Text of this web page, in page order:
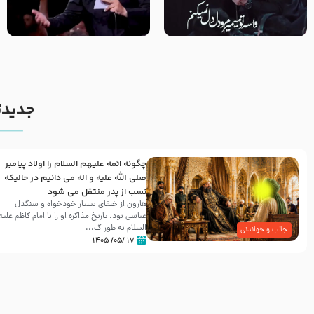
مصداق کربلا – حاج حسین سیب
شور ، حسینا! به‌ حق زهرا «أُنْظُرْ
إِلَینا» – عزاداری شب هفتم ماه
جالب و خواندنی
چگونه ائمه علیهم السلام را اولاد پیامبر
صلی الله علیه و اله می دانیم در حالیکه
نسب از پدر منتقل می شود
هارون از خلفای بسیار خودخواه و سنگدل
عباسی بود. تاریخ مذاکره او را با امام کاظم
السلام به طور گ...
۱۷ /۰۵/ ۱۴۰۵